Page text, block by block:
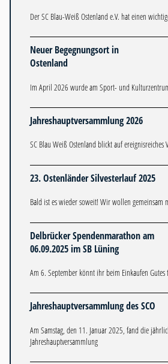
Der SC Blau-Weiß Ostenland e.V. hat einen
Neuer Begegnungsort in
Ostenland
Im April 2026 wurde am Sport- und
Jahreshauptversammlung 2026
SC Blau Weiß Ostenland blickt auf ereignisreiches
23. Ostenländer Silvesterlauf 2025
Bald ist es wieder soweit! Wir wollen gemeinsam
Delbrücker Spendenmarathon am
06.09.2025 im SB Lüning
Am 6. September könnt ihr beim Einkaufen Gutes
Jahreshauptversammlung des SCO
Am Samstag, den 11. Januar 2025, fand die
Jahreshauptversammlung